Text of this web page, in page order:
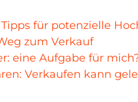
für potenzielle
zum Verkauf
eine Aufgabe für
Verkaufen kann